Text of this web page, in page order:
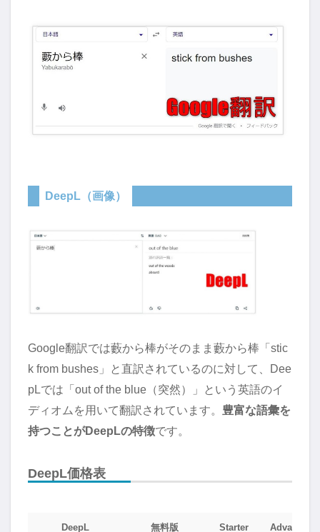
DeepL（画像）
Google翻訳では藪から棒がそのまま藪から棒「stic
k from bushes」と直訳されているのに対して、Dee
pLでは「out of the blue（突然）」という英語のイ
ディオムを用いて翻訳されています。 豊富な語彙を
持つことがDeepLの特徴です。
DeepL価格表
DeepL 無料版 Starter Advanoed